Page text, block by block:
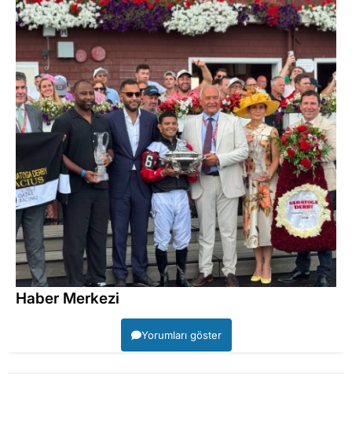
Haber Merkezi
Yorumları göster